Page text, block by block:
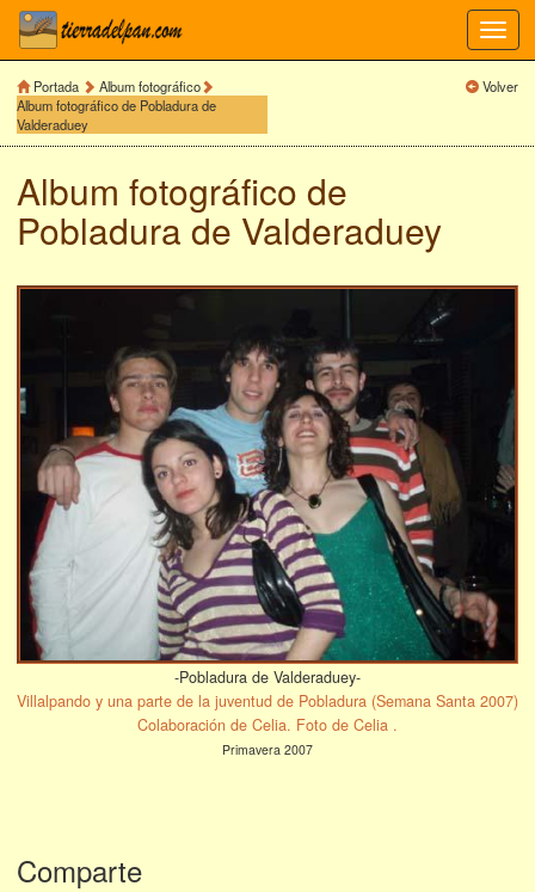
Portada
Album fotográfico
Album fotográfico de Pobladura de
Valderaduey
Volver
Album fotográfico de
Pobladura de Valderaduey
-Pobladura de Valderaduey-
Villalpando y una parte de la juventud de Pobladura (Semana Santa 2007)
Colaboración de Celia. Foto de Celia .
Primavera 2007
Comparte